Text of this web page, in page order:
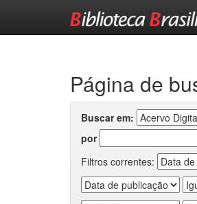
Página de
Buscar em:
por
Filtros correntes: